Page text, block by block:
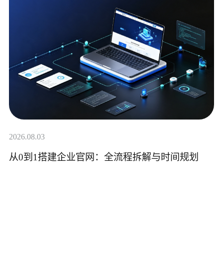
2026.08.03
从0到1搭建企业官网：全流程拆解与时间规划